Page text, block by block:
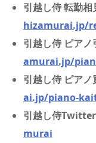
引越し侍 転勤相
hizamurai.jp/
引越し侍 ピアノ
amurai.jp/
引越し侍 ピアノ
ai.jp/piano-
引越し侍Twitter
murai